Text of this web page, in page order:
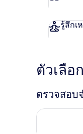
รู้สึกเ
ตัวเลือ
ตรวจสอบ
ตรวจสอบจำ